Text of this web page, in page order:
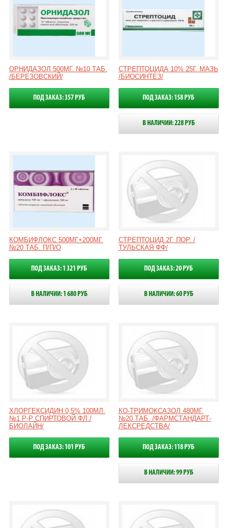
ОРНИДАЗОЛ 500МГ. №10 ТАБ.
/БЕРЕЗОВСКИЙ/
ПОД ЗАКАЗ: 357 РУБ
СТРЕПТОЦИДА 10% 25Г. МАЗЬ
/БИОСИНТЕЗ/
ПОД ЗАКАЗ: 158 РУБ
В НАЛИЧИИ: 228 РУБ
КОМБИФЛОКС 500МГ+200МГ.
№20 ТАБ. П/П/О
ПОД ЗАКАЗ: 1 321 РУБ
В НАЛИЧИИ: 1 680 РУБ
СТРЕПТОЦИД 2Г. ПОР. /
ТУЛЬСКАЯ ФФ/
ПОД ЗАКАЗ: 20 РУБ
В НАЛИЧИИ: 60 РУБ
ХЛОРГЕКСИДИН 0,5% 100МЛ.
№1 Р-Р СПИРТОВОЙ ФЛ./
БИОЛАЙН/
ПОД ЗАКАЗ: 101 РУБ
КО-ТРИМОКСАЗОЛ 480МГ.
№20 ТАБ. /ФАРМСТАНДАРТ-
ЛЕКСРЕДСТВА/
ПОД ЗАКАЗ: 118 РУБ
В НАЛИЧИИ: 99 РУБ